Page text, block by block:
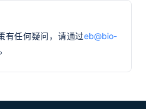
有任何疑问，请通过eb@bio-